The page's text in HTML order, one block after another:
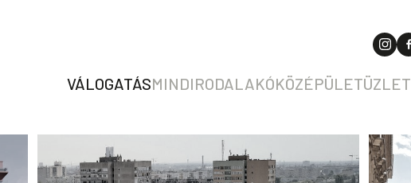
VÁLOGATÁSMINDIRODALAKÓKÖZÉPÜLETÜZLET